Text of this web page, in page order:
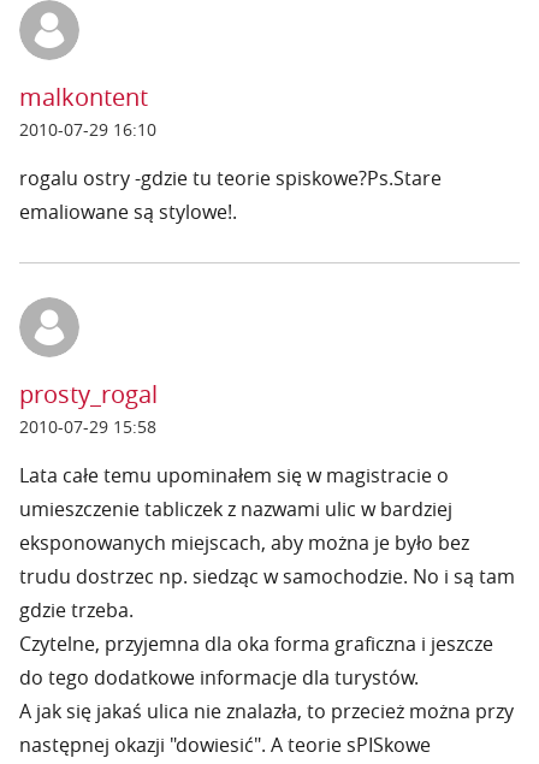
malkontent
2010-07-29 16:10
rogalu ostry -gdzie tu teorie spiskowe?Ps.Stare
emaliowane są stylowe!.
prosty_rogal
2010-07-29 15:58
Lata całe temu upominałem się w magistracie o
umieszczenie tabliczek z nazwami ulic w bardziej
eksponowanych miejscach, aby można je było bez
trudu dostrzec np. siedząc w samochodzie. No i są tam
gdzie trzeba.
Czytelne, przyjemna dla oka forma graficzna i jeszcze
do tego dodatkowe informacje dla turystów.
A jak się jakaś ulica nie znalazła, to przecież można przy
następnej okazji "dowiesić". A teorie sPISkowe